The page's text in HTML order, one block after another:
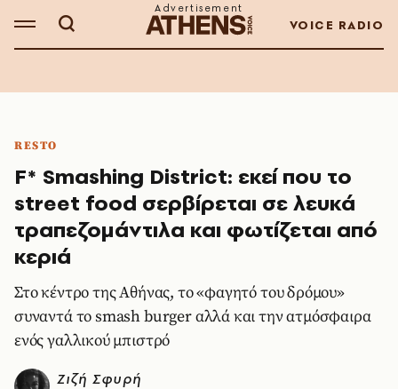
VOICE RADIO
RESTO
F* Smashing District: εκεί που το
street food σερβίρεται σε λευκά
τραπεζομάντιλα και φωτίζεται από
κεριά
Στο κέντρο της Αθήνας, το «φαγητό του δρόμου»
συναντά το smash burger αλλά και την ατμόσφαιρα
ενός γαλλικού μπιστρό
Ζιζή Σφυρή